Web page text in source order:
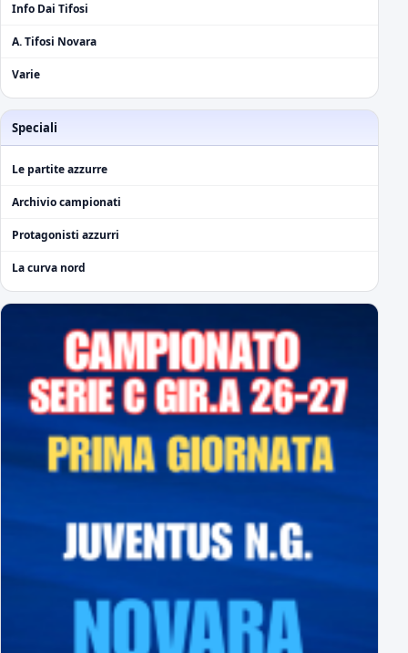
Info Dai Tifosi
A. Tifosi Novara
Varie
Speciali
Le partite azzurre
Archivio campionati
Protagonisti azzurri
La curva nord